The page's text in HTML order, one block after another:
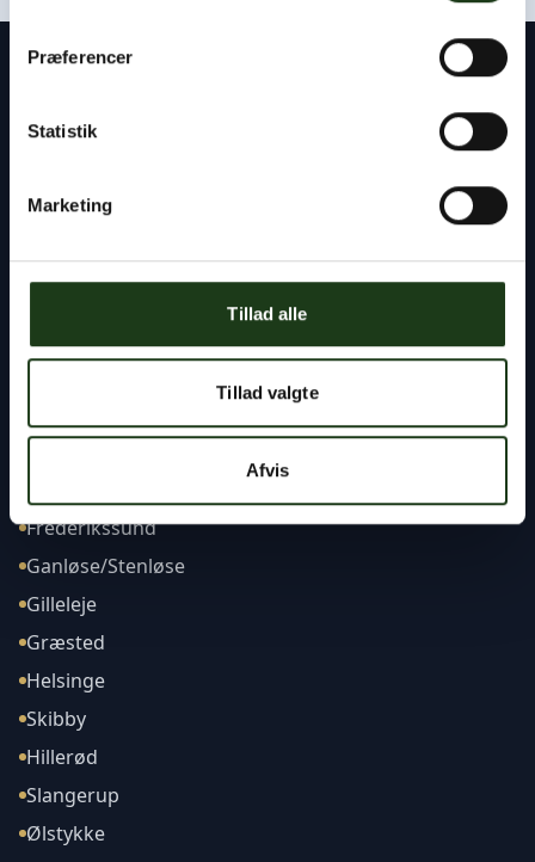
Præferencer
Statistik
Marketing
Tillad alle
Tillad valgte
Afvis
Tlf:+45 47 33 30 77
Frederikssund
Ganløse/Stenløse
Gilleleje
Græsted
Helsinge
Skibby
Hillerød
Slangerup
Ølstykke